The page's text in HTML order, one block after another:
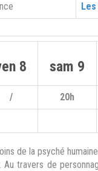
8 sam 9
/ 20h
de la psyché
travers de